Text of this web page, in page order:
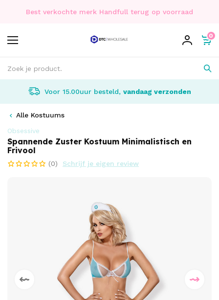
Best verkochte merk Handfull terug op voorraad
0
Voor 15.00uur besteld, vandaag verzonden
Alle Kostuums
Obsessive
Spannende Zuster Kostuum Minimalistisch en
Frivool
(0) Schrijf je eigen review